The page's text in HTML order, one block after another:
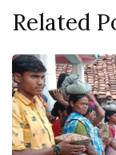
Related